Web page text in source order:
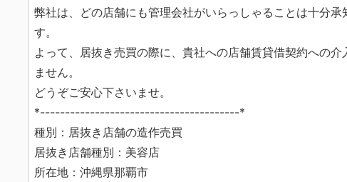
弊社は、どの店舗にも管理会社がいらっしゃることは十分承
す。
よって、居抜き売買の際に、貴社への店舗賃貸借契約への介
ません。
どうぞご安心下さいませ。
*----------------------------------------*
種別：居抜き店舗の造作売買
居抜き店舗種別：美容店
所在地：沖縄県那覇市